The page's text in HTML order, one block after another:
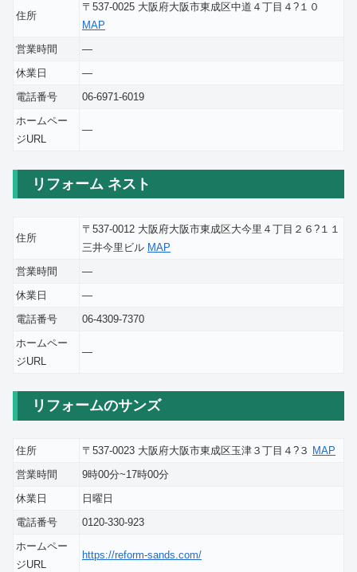
住所
〒537-0025 大阪府大阪市東成区中道４丁目４?１０
MAP
営業時間
―
休業日
―
電話番号
06-6971-6019
ホームペー
ジURL
―
リフォーム ネスト
住所
〒537-0012 大阪府大阪市東成区大今里４丁目２６?１１
三井今里ビル MAP
営業時間
―
休業日
―
電話番号
06-4309-7370
ホームペー
ジURL
―
リフォームのサンズ
住所 〒537-0023 大阪府大阪市東成区玉津３丁目４?３ MAP
営業時間
9時00分~17時00分
休業日
日曜日
電話番号
0120-330-923
ホームペー
ジURL
https://reform-sands.com/